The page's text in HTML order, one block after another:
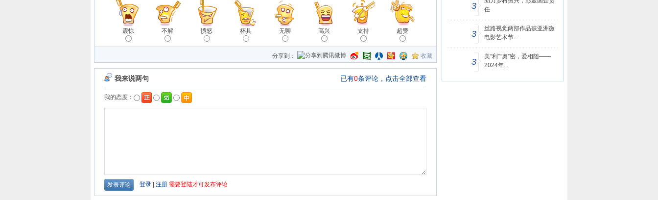
震惊 不解 愤怒 杯具 无聊 高兴 支持 超赞
分享到： 收藏
3
任
3
丝路视觉两部作品获亚洲微
电影艺术节...
3
美“利”“奥”密，爱相随——
2024年...